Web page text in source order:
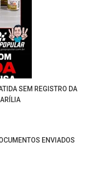
SEM REGISTRO DA
ENVIADOS